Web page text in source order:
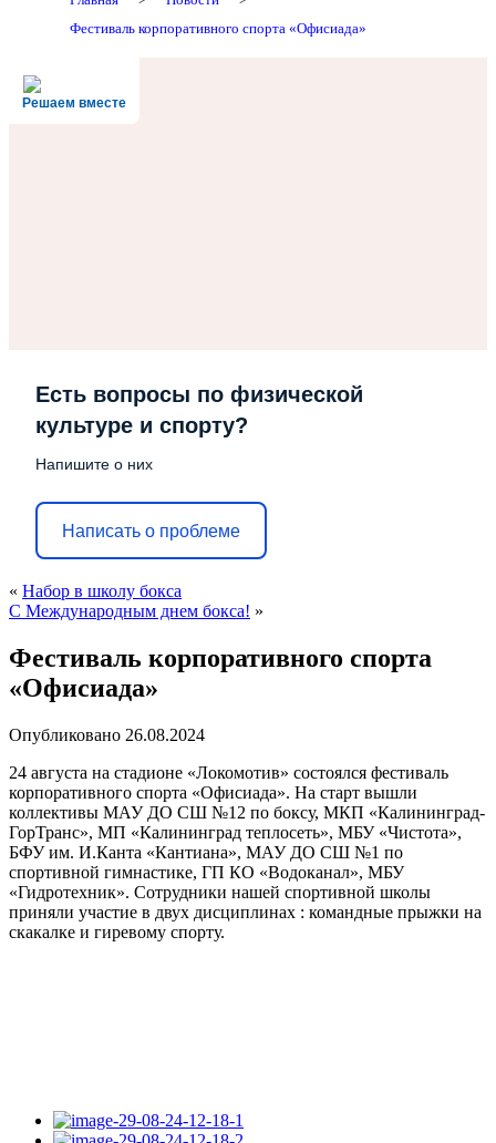
Фестиваль корпоративного спорта «Офисиада»
Решаем вместе
Есть вопросы по физической
культуре и спорту?
Напишите о них
Написать о проблеме
« Набор в школу бокса
С Международным днем бокса! »
Фестиваль корпоративного спорта
«Офисиада»
Опубликовано 26.08.2024
24 августа на стадионе «Локомотив» состоялся фестиваль
корпоративного спорта «Офисиада». На старт вышли
коллективы МАУ ДО СШ №12 по боксу, МКП «Калининград-
ГорТранс», МП «Калининград теплосеть», МБУ «Чистота»,
БФУ им. И.Канта «Кантиана», МАУ ДО СШ №1 по
спортивной гимнастике, ГП КО «Водоканал», МБУ
«Гидротехник». Сотрудники нашей спортивной школы
приняли участие в двух дисциплинах : командные прыжки на
скакалке и гиревому спорту.